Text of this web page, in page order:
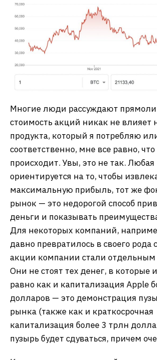
Многие люди рассуждают
стоимость акций никак не влияет
продукта, который я потребляю
соответственно, мне все равно,
происходит. Увы, это не так.
ориентируется на то, чтобы
максимальную прибыль, тот же
рынок — это недорогой способ
деньги и показывать
Для некоторых компаний,
давно превратилось в своего рода
акции компании стали
Они не стоят тех денег, в которые
равно как и капитализация Apple
долларов — это демонстрация
рынка (также как и краткосрочная
капитализация более 3 трлн
пузырь будет сдуваться, причем